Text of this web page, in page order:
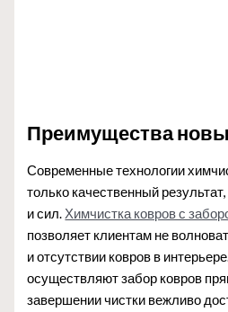
Преимущества
Современные технологии
только качественный
и сил. Химчистка ковров с
позволяет клиентам не
и отсутствии ковров в
осуществляют забор ковров
завершении чистки вежливо